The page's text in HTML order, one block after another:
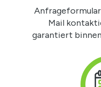
Mail
garantiert